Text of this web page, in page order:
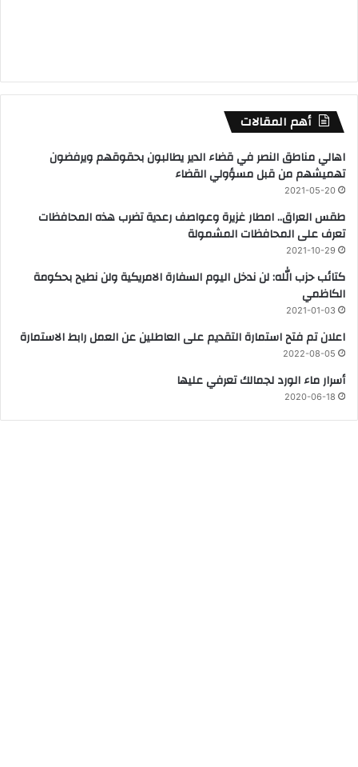
أهم المقالات
اهالي مناطق النصر في قضاء الدير يطالبون بحقوقهم ويرفضون
تهميشهم من قبل مسؤولي القضاء
2021-05-20
طقس العراق.. امطار غزيرة وعواصف رعدية تضرب هذه المحافظات
تعرف على المحافظات المشمولة
2021-10-29
كتائب حزب الله: لن ندخل اليوم السفارة الامريكية ولن نطيح بحكومة
الكاظمي
2021-01-03
اعلان تم فتح استمارة التقديم على العاطلين عن العمل رابط الاستمارة
2022-08-05
أسرار ماء الورد لجمالك تعرفي عليها
2020-06-18